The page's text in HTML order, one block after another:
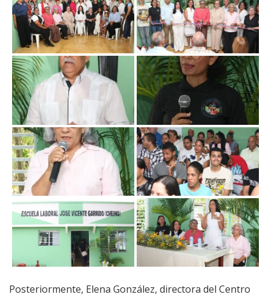
Posteriormente, Elena González, directora del Centro